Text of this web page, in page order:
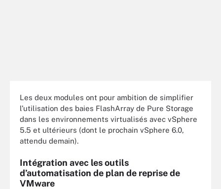
Les deux modules ont pour ambition de simplifier
l’utilisation des baies FlashArray de Pure Storage
dans les environnements virtualisés avec vSphere
5.5 et ultérieurs (dont le prochain vSphere 6.0,
attendu demain).
Intégration avec les outils
d’automatisation de plan de reprise de
VMware